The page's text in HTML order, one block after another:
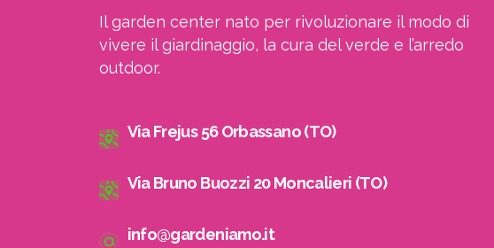
Il garden center nato per rivoluzionare il modo di
vivere il giardinaggio, la cura del verde e l’arredo
outdoor.
Via Frejus 56 Orbassano (TO)
Via Bruno Buozzi 20 Moncalieri (TO)
info@gardeniamo.it